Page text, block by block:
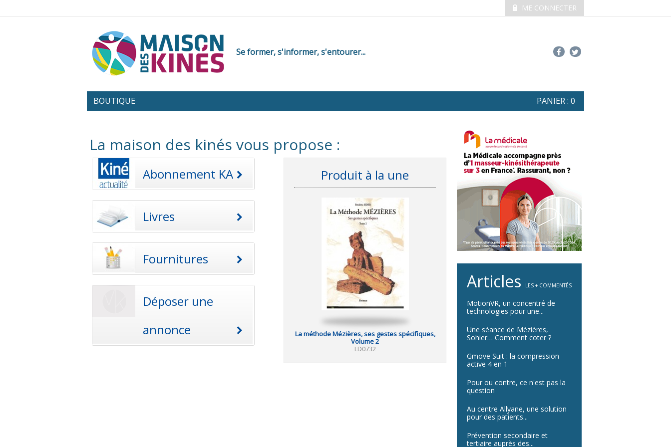
ME CONNECTER
Se former, s'informer, s'entourer...
BOUTIQUE PANIER : 0
La maison des kinés vous propose :
Abonnement KA
Livres
Fournitures
Déposer une
annonce
Produit à la une
La méthode Mézières, ses gestes spécifiques,
Volume 2
LD0732
Articles LES + COMMENTÉS
MotionVR, un concentré de
technologies pour une...
Une séance de Mézières,
Sohier… Comment coter ?
Gmove Suit : la compression
active 4 en 1
Pour ou contre, ce n'est pas la
question
Au centre Allyane, une solution
pour des patients...
Prévention secondaire et
tertiaire auprès des...